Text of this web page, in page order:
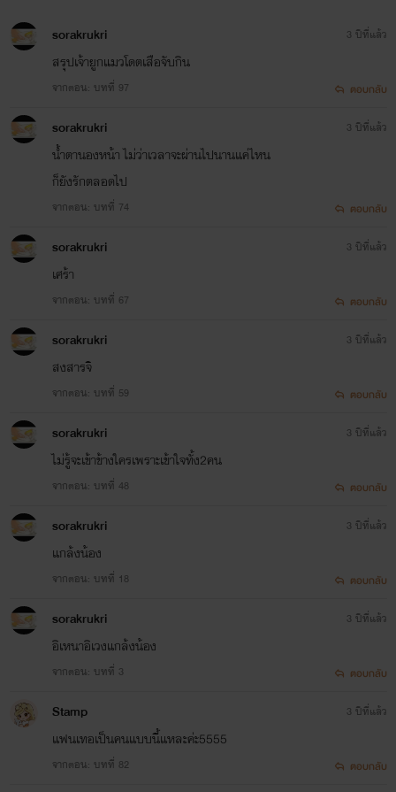
sorakrukri
สรุปเจ้ายูกแมวโดตเสือจับกิน
จากตอน: บทที่ 97
3 ปีที่แล้ว
ตอบกลับ
sorakrukri
น้ำตานองหน้า ไม่ว่าเวลาจะผ่านไปนานแค่ไหน
ก็ยังรักตลอดไป
จากตอน: บทที่ 74
3 ปีที่แล้ว
ตอบกลับ
sorakrukri
เศร้า
จากตอน: บทที่ 67
3 ปีที่แล้ว
ตอบกลับ
sorakrukri
สงสารจิ
จากตอน: บทที่ 59
3 ปีที่แล้ว
ตอบกลับ
sorakrukri
ไม่รู้จะเข้าข้างใครเพราะเข้าใจทั้ง2คน
จากตอน: บทที่ 48
3 ปีที่แล้ว
ตอบกลับ
sorakrukri
แกล้งน้อง
จากตอน: บทที่ 18
3 ปีที่แล้ว
ตอบกลับ
sorakrukri
อิเหนาอิเวงแกล้งน้อง
จากตอน: บทที่ 3
3 ปีที่แล้ว
ตอบกลับ
Stamp
แฟนเทอเป็นคนแบบนี้แหละค่ะ5555
จากตอน: บทที่ 82
3 ปีที่แล้ว
ตอบกลับ